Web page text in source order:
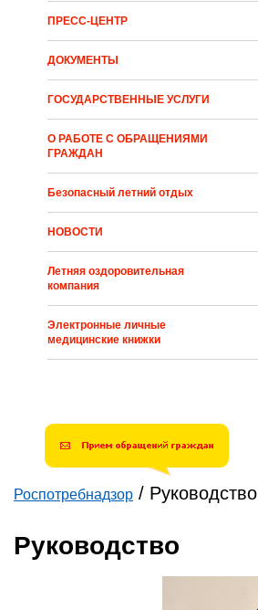
ПРЕСС-ЦЕНТР
ДОКУМЕНТЫ
ГОСУДАРСТВЕННЫЕ УСЛУГИ
О РАБОТЕ С ОБРАЩЕНИЯМИ
ГРАЖДАН
Безопасный летний отдых
НОВОСТИ
Летняя оздоровительная
компания
Электронные личные
медицинские книжки
Роспотребнадзор / Руководство
Руководство